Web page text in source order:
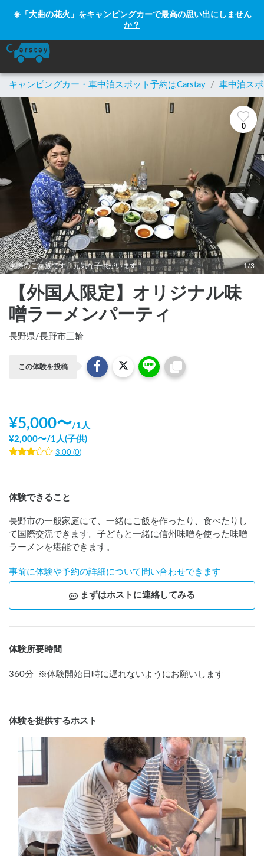
☀️「大曲の花火」をキャンピングカーで最高の思い出にしません
か？
キャンピングカー・車中泊スポット予約はCarstay / 車中泊ス
0
実際のご家族です。元気な子供がいます！ 1/3
【外国人限定】オリジナル味
噌ラーメンパーティ
長野県/長野市三輪
この体験を投稿
¥5,000〜/1人
¥2,000〜/1人(子供)
3.00 (0)
体験できること
長野市の一般家庭にて、一緒にご飯を作ったり、食べたりし
て国際交流できます。子どもと一緒に信州味噌を使った味噌
ラーメンを堪能できます。
事前に体験や予約の詳細について問い合わせできます
まずはホストに連絡してみる
体験所要時間
360分 ※体験開始日時に遅れないようにお願いします
体験を提供するホスト